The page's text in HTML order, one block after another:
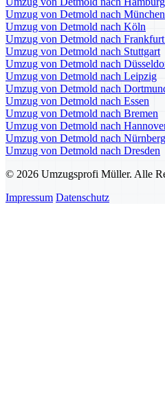
Umzug von Detmold nach München
Umzug von Detmold nach Köln
Umzug von Detmold nach
Umzug von Detmold nach Stuttgart
Umzug von Detmold nach
Umzug von Detmold nach Leipzig
Umzug von Detmold nach
Umzug von Detmold nach Essen
Umzug von Detmold nach Bremen
Umzug von Detmold nach
Umzug von Detmold nach Nürnberg
Umzug von Detmold nach Dresden
© 2026 Umzugsprofi Müller. Alle
Impressum Datenschutz